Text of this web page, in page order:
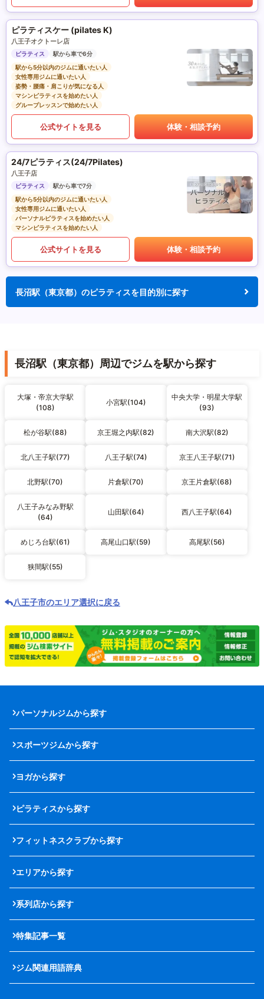
ピラティスケー (pilates K)
八王子オクトーレ店
ピラティス
駅から車で6分
駅から5分以内のジムに通いたい人
女性専用ジムに通いたい人
姿勢・腰痛・肩こりが気になる人
マシンピラティスを始めたい人
グループレッスンで始めたい人
公式サイトを見る 体験・相談予約
24/7ピラティス(24/7Pilates)
八王子店
ピラティス
駅から車で7分
駅から5分以内のジムに通いたい人
女性専用ジムに通いたい人
パーソナルピラティスを始めたい人
マシンピラティスを始めたい人
公式サイトを見る 体験・相談予約
長沼駅（東京都）のピラティスを目的別に探す
長沼駅（東京都）周辺でジムを駅から探す
大塚・帝京大学駅
(108)
小宮駅(104)
中央大学・明星大学駅
(93)
松が谷駅(88) 京王堀之内駅(82) 南大沢駅(82)
北八王子駅(77) 八王子駅(74) 京王八王子駅(71)
北野駅(70) 片倉駅(70) 京王片倉駅(68)
八王子みなみ野駅
(64)
山田駅(64) 西八王子駅(64)
めじろ台駅(61) 高尾山口駅(59) 高尾駅(56)
狭間駅(55)
八王子市のエリア選択に戻る
パーソナルジムから探す
スポーツジムから探す
ヨガから探す
ピラティスから探す
フィットネスクラブから探す
エリアから探す
系列店から探す
特集記事一覧
ジム関連用語辞典